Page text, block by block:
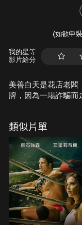
(如欲申
我的星等
影片給分
美善白天是花店老闆
牌，因為一場詐騙而
匿黑錢的地方意外發
兩人從此被捲入無
這場命運風暴？
類似片單